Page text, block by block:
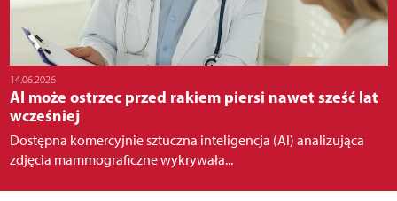
14.06.2026
AI może ostrzec przed rakiem piersi nawet sześć lat
wcześniej
Dostępna komercyjnie sztuczna inteligencja (AI) analizująca
zdjęcia mammograficzne wykrywała...